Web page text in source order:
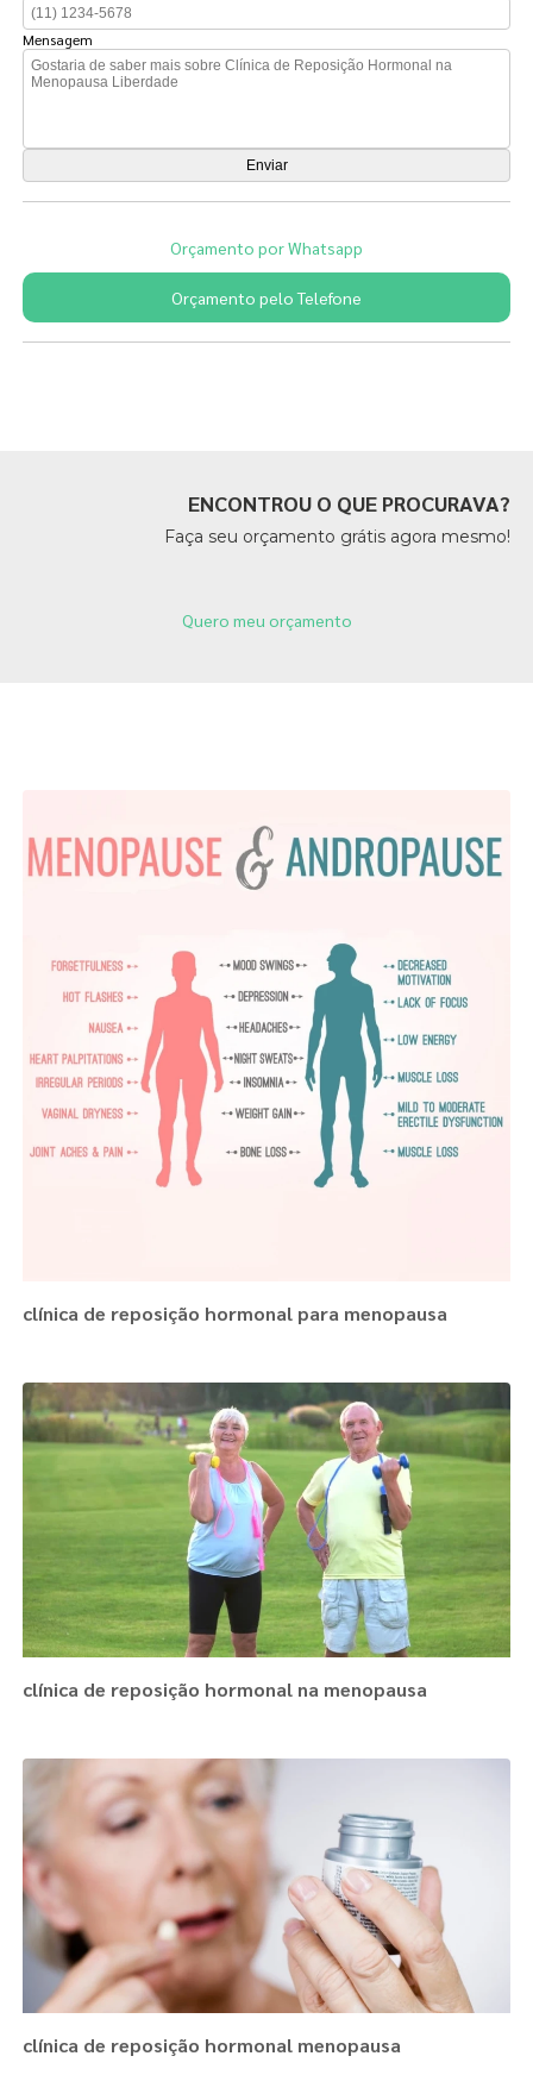
Mensagem
Orçamento por Whatsapp
Orçamento pelo Telefone
ENCONTROU O QUE PROCURAVA?
Faça seu orçamento grátis agora mesmo!
Quero meu orçamento
clínica de reposição hormonal para menopausa
clínica de reposição hormonal na menopausa
clínica de reposição hormonal menopausa